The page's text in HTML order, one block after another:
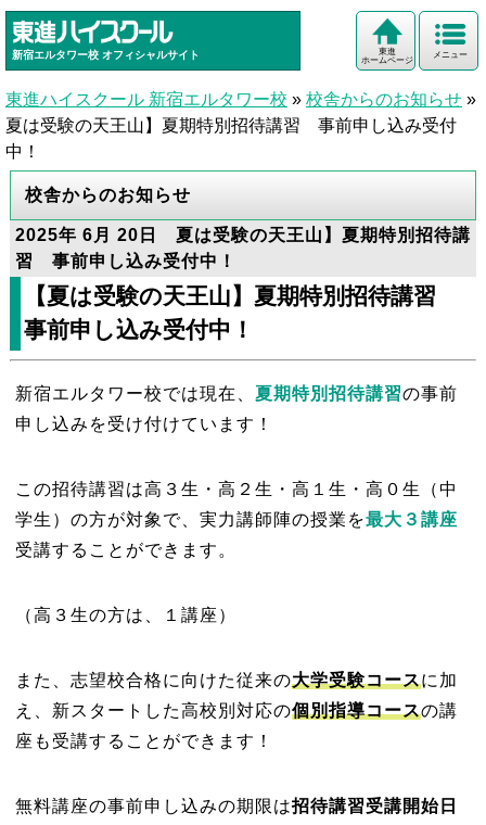
新宿エルタワー校 オフィシャルサイト メニュー
東進
ホームページ
東進ハイスクール 新宿エルタワー校 » 校舎からのお知らせ »
夏は受験の天王山】夏期特別招待講習 事前申し込み受付
中！
校舎からのお知らせ
2025年 6月 20日 夏は受験の天王山】夏期特別招待講
習 事前申し込み受付中！
【夏は受験の天王山】夏期特別招待講習
事前申し込み受付中！
新宿エルタワー校では現在、 夏期特別招待講習の事前
申し込みを受け付けています！
この招待講習は高３生・高２生・高１生・高０生（中
学生）の方が対象で、実力講師陣の授業を最大３講座
受講することができます。
（高３生の方は、１講座）
また、志望校合格に向けた従来の大学受験コースに加
え、新スタートした高校別対応の個別指導コースの講
座も受講することができます！
無料講座の事前申し込みの期限は招待講習受講開始日